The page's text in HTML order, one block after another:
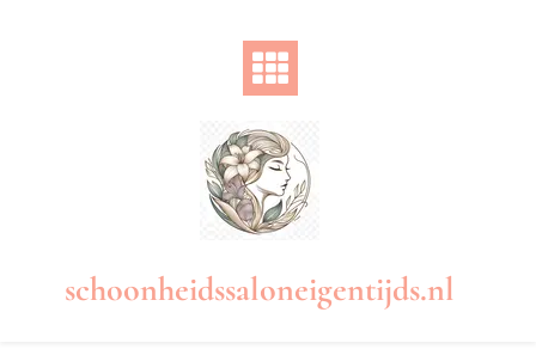
schoonheidssaloneigentijds.nl